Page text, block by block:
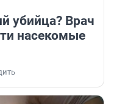
убийца? Врач
насекомые